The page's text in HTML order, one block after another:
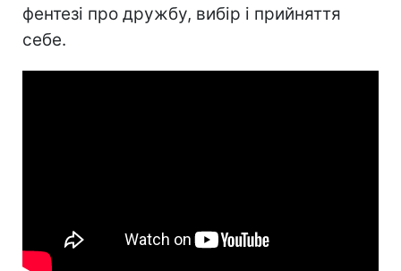
фентезі про дружбу, вибір і прийняття
себе.